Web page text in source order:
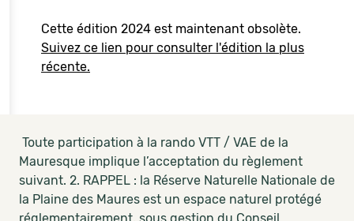
Cette édition 2024 est maintenant obsolète.
Suivez ce lien pour consulter l'édition la plus
récente.
Toute participation à la rando VTT / VAE de la
Mauresque implique l’acceptation du règlement
suivant. 2. RAPPEL : la Réserve Naturelle Nationale de
la Plaine des Maures est un espace naturel protégé